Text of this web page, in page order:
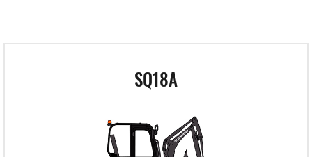
SQ18A